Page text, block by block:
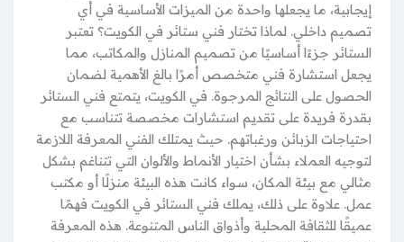
إيجابية، ما يجعلها واحدة من الميزات الأساسية في أي
تصميم داخلي. لماذا تختار فني ستائر في الكويت؟ تعتبر
الستائر جزءًا أساسيًا من تصميم المنازل والمكاتب، مما
يجعل استشارة فني متخصص أمرًا بالغ الأهمية لضمان
الحصول على النتائج المرجوة. في الكويت، يتمتع فني الستائر
بقدرة فريدة على تقديم استشارات مخصصة تتناسب مع
احتياجات الزبائن ورغباتهم. حيث يمتلك الفني المعرفة اللازمة
لتوجيه العملاء بشأن اختيار الأنماط والألوان التي تتناغم بشكل
مثالي مع بيئة المكان، سواء كانت هذه البيئة منزلًا أو مكتب
عمل. علاوة على ذلك، يملك فني الستائر في الكويت فهمًا
عميقًا للثقافة المحلية وأذواق الناس المتنوعة. هذه المعرفة